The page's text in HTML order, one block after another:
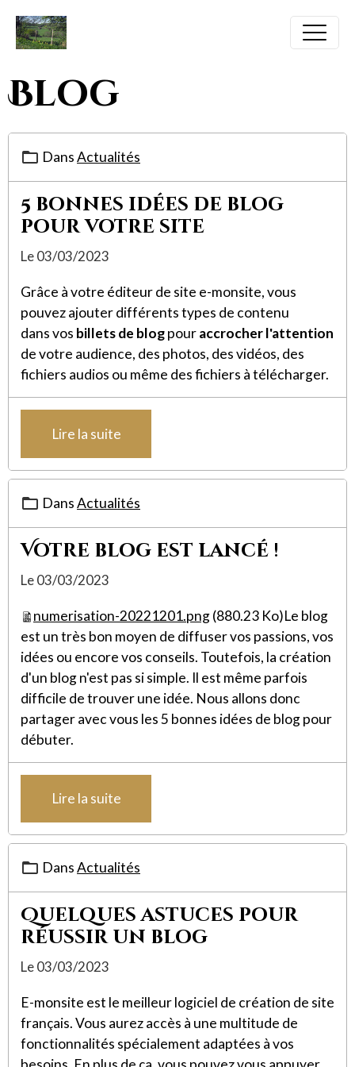
Blog
DansActualités
5 bonnes idées de blog
pour votre site
Le 03/03/2023
Grâce à votre éditeur de site e-monsite, vous
pouvez ajouter différents types de contenu
dans vos billets de blogpouraccrocher l'attention
de votre audience, des photos, des vidéos, des
fichiers audios ou même des fichiers à télécharger.
Lire la suite
DansActualités
Votre blog est lancé !
Le 03/03/2023
numerisation-20221201.png(880.23 Ko)Le blog
est un très bon moyen de diffuser vos passions, vos
idées ou encore vos conseils. Toutefois, la création
d'un blog n'est pas si simple. Il est même parfois
difficile de trouver une idée. Nous allons donc
partager avec vous les 5 bonnes idées de blog pour
débuter.
Lire la suite
DansActualités
Quelques astuces pour
réussir un blog
Le 03/03/2023
E-monsite est le meilleur logiciel de création de site
français. Vous aurez accès à une multitude de
fonctionnalités spécialement adaptées à vos